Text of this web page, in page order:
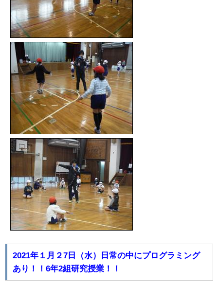
2021年１月２7日（水）日常の中にプログラミング
あり！！6年2組研究授業！！